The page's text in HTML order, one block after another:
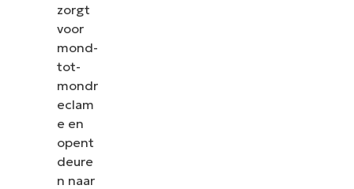
zorgt
voor
mond-
tot-
mondr
eclam
e en
opent
deure
n naar